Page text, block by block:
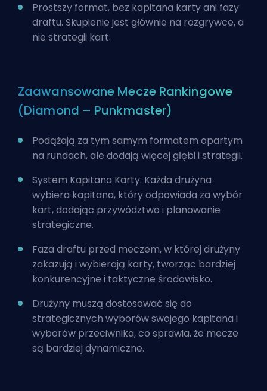
Prostszy format, bez kapitana karty ani fazy
draftu. Skupienie jest głównie na rozgrywce, a
nie strategii kart.
Zaawansowane Mecze Rankingowe
(Diamond – Punkmaster)
Podążają za tym samym formatem opartym
na rundach, ale dodają więcej głębi i strategii.
System Kapitana Karty: Każda drużyna
wybiera kapitana, który odpowiada za wybór
kart, dodając przywództwo i planowanie
strategiczne.
Faza draftu przed meczem, w której drużyny
zakazują i wybierają karty, tworząc bardziej
konkurencyjne i taktyczne środowisko.
Drużyny muszą dostosować się do
strategicznych wyborów swojego kapitana i
wyborów przeciwnika, co sprawia, że mecze
są bardziej dynamiczne.